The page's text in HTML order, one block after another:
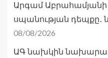
Արգամ
սպանության դեպքը․
08/08/2026
ԱԳ նախկին